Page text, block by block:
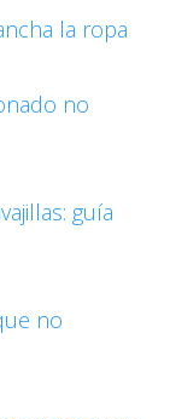
la ropa
no
guía
no